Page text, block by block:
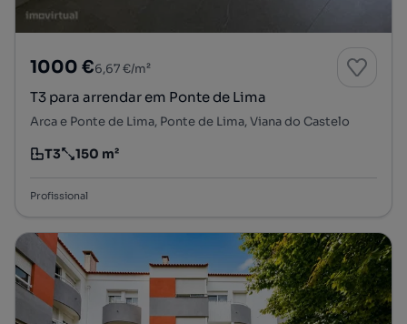
1000 €6,67 €/m²
T3 para arrendar em Ponte de Lima
Arca e Ponte de Lima, Ponte de Lima, Viana do Castelo
Tipologia
T3
Preço por metro quadrado
150 m²
Profissional